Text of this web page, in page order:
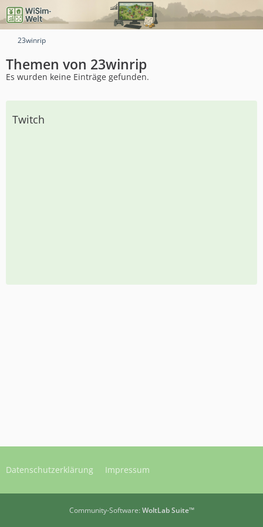
23winrip
Themen von 23winrip
Es wurden keine Einträge gefunden.
Twitch
Datenschutzerklärung Impressum
Community-Software: WoltLab Suite™